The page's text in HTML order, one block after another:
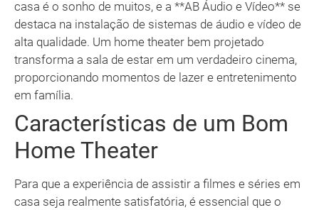
casa é o sonho de muitos, e a **AB Áudio e Vídeo** se
destaca na instalação de sistemas de áudio e vídeo de
alta qualidade. Um home theater bem projetado
transforma a sala de estar em um verdadeiro cinema,
proporcionando momentos de lazer e entretenimento
em família.
Características de um Bom
Home Theater
Para que a experiência de assistir a filmes e séries em
casa seja realmente satisfatória, é essencial que o